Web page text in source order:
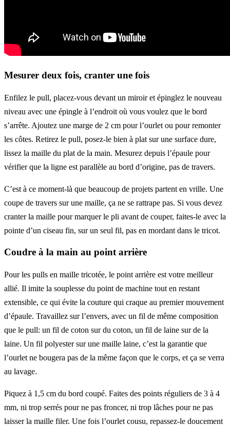
Mesurer deux fois, cranter une fois
Enfilez le pull, placez-vous devant un miroir et épinglez le nouveau
niveau avec une épingle à l’endroit où vous voulez que le bord
s’arrête. Ajoutez une marge de 2 cm pour l’ourlet ou pour remonter
les côtes. Retirez le pull, posez-le bien à plat sur une surface dure,
lissez la maille du plat de la main. Mesurez depuis l’épaule pour
vérifier que la ligne est parallèle au bord d’origine, pas de travers.
C’est à ce moment-là que beaucoup de projets partent en vrille. Une
coupe de travers sur une maille, ça ne se rattrape pas. Si vous devez
cranter la maille pour marquer le pli avant de couper, faites-le avec la
pointe d’un ciseau fin, sur un seul fil, pas en mordant dans le tricot.
Coudre à la main au point arrière
Pour les pulls en maille tricotée, le point arrière est votre meilleur
allié. Il imite la souplesse du point de machine tout en restant
extensible, ce qui évite la couture qui craque au premier mouvement
d’épaule. Travaillez sur l’envers, avec un fil de même composition
que le pull: un fil de coton sur du coton, un fil de laine sur de la
laine. Un fil polyester sur une maille laine, c’est la garantie que
l’ourlet ne bougera pas de la même façon que le corps, et ça se verra
au lavage.
Piquez à 1,5 cm du bord coupé. Faites des points réguliers de 3 à 4
mm, ni trop serrés pour ne pas froncer, ni trop lâches pour ne pas
laisser la maille filer. Une fois l’ourlet cousu, repassez-le doucement